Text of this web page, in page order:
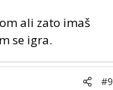
ali zato imaš
se igra.
#9